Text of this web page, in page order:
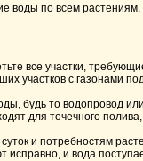
воды по всем
все участки,
участков с газонами
будь то водопровод
для точечного
и потребностям
исправно, и вода